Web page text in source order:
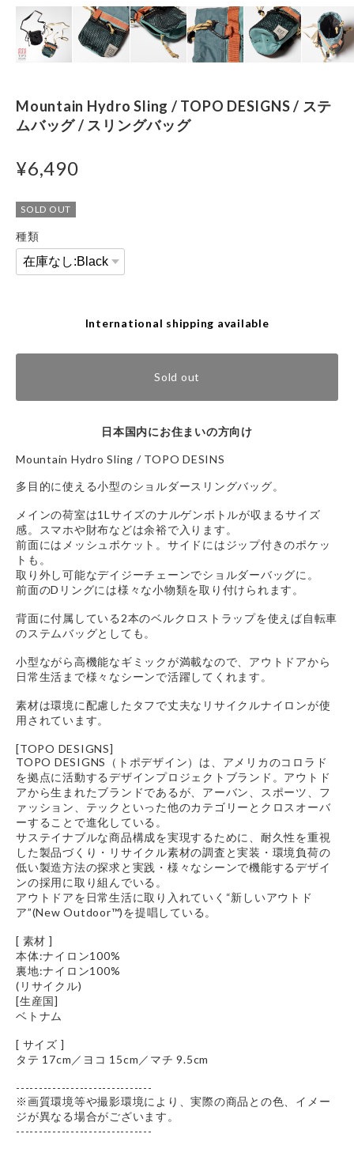
Mountain Hydro Sling / TOPO DESIGNS / ステ
ムバッグ / スリングバッグ
¥6,490
SOLD OUT
種類
International shipping available
Sold out
日本国内にお住まいの方向け
Mountain Hydro Sling / TOPO DESINS
多目的に使える小型のショルダースリングバッグ。
メインの荷室は1Lサイズのナルゲンボトルが収まるサイズ
感。スマホや財布などは余裕で入ります。
前面にはメッシュポケット。サイドにはジップ付きのポケッ
トも。
取り外し可能なデイジーチェーンでショルダーバッグに。
前面のDリングには様々な小物類を取り付けられます。
背面に付属している2本のベルクロストラップを使えば自転車
のステムバッグとしても。
小型ながら高機能なギミックが満載なので、アウトドアから
日常生活まで様々なシーンで活躍してくれます。
素材は環境に配慮したタフで丈夫なリサイクルナイロンが使
用されています。
[TOPO DESIGNS]
TOPO DESIGNS（トポデザイン）は、アメリカのコロラド
を拠点に活動するデザインプロジェクトブランド。アウトド
アから生まれたブランドであるが、アーバン、スポーツ、フ
ァッション、テックといった他のカテゴリーとクロスオーバ
ーすることで進化している。
サステイナブルな商品構成を実現するために、耐久性を重視
した製品づくり・リサイクル素材の調査と実装・環境負荷の
低い製造方法の探求と実践・様々なシーンで機能するデザイ
ンの採用に取り組んでいる。
アウトドアを日常生活に取り入れていく“新しいアウトド
ア”(New Outdoor™)を提唱している。
[ 素材 ]
本体:ナイロン100%
裏地:ナイロン100%
(リサイクル)
[生産国]
ベトナム
[ サイズ ]
タテ 17cm／ヨコ 15cm／マチ 9.5cm
------------------------------
※画質環境等や撮影環境により、実際の商品との色、イメー
ジが異なる場合がございます。
------------------------------